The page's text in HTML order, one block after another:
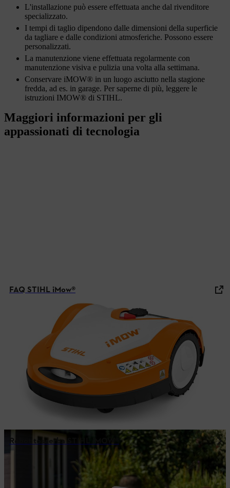
L'installazione può essere effettuata anche dal rivenditore
specializzato.
I tempi di taglio dipendono dalle dimensioni della superficie
da tagliare e dalle condizioni atmosferiche. Possono essere
personalizzati.
La manutenzione viene effettuata regolarmente con
manutenzione visiva e pulizia una volta alla settimana.
Conservare iMOW® in un luogo asciutto nella stagione
fredda, ad es. in garage. Per saperne di più, leggere le
istruzioni IMOW® di STIHL.
Maggiori informazioni per gli
appassionati di tecnologia
FAQ STIHL iMow®
Robot tosaerba STIHL iMOW®